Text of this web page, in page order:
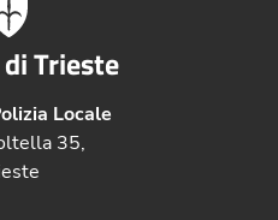
Trieste
Locale
35,